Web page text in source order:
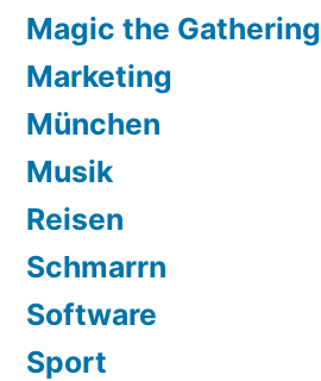
Magic the Gathering
Marketing
München
Musik
Reisen
Schmarrn
Software
Sport